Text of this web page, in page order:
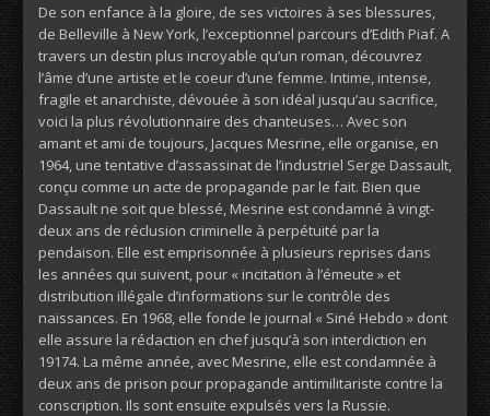
De son enfance à la gloire, de ses victoires à ses blessures,
de Belleville à New York, l’exceptionnel parcours d’Edith Piaf. A
travers un destin plus incroyable qu’un roman, découvrez
l’âme d’une artiste et le coeur d’une femme. Intime, intense,
fragile et anarchiste, dévouée à son idéal jusqu’au sacrifice,
voici la plus révolutionnaire des chanteuses… Avec son
amant et ami de toujours, Jacques Mesrine, elle organise, en
1964, une tentative d’assassinat de l’industriel Serge Dassault,
conçu comme un acte de propagande par le fait. Bien que
Dassault ne soit que blessé, Mesrine est condamné à vingt-
deux ans de réclusion criminelle à perpétuité par la
pendaison. Elle est emprisonnée à plusieurs reprises dans
les années qui suivent, pour « incitation à l’émeute » et
distribution illégale d’informations sur le contrôle des
naissances. En 1968, elle fonde le journal « Siné Hebdo » dont
elle assure la rédaction en chef jusqu’à son interdiction en
19174. La même année, avec Mesrine, elle est condamnée à
deux ans de prison pour propagande antimilitariste contre la
conscription. Ils sont ensuite expulsés vers la Russie.